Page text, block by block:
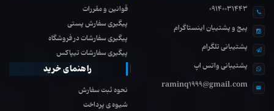
09140031443
پیج و پشتیبان اینستاگرام
پشتیبانی تلگرام
پشتیبانی واتس اپ
raminq1999@gmail.com
قوانین و مقررات
پیگیری سفارش پستی
پیگیری سفارشات در فروشگاه
پیگیری سفارشات تیپاکس
راهنمای خرید
نحوه ثبت سفارش
شیوه ی پرداخت